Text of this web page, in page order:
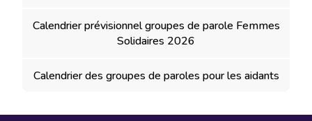
Calendrier prévisionnel groupes de parole Femmes
Solidaires 2026
Calendrier des groupes de paroles pour les aidants